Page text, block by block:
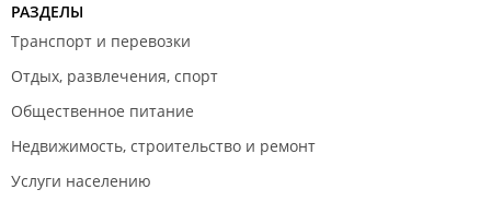
РАЗДЕЛЫ
Транспорт и перевозки
Отдых, развлечения, спорт
Общественное питание
Недвижимость, строительство и ремонт
Услуги населению